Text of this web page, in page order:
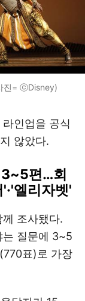
진= ⓒDisney)
인업을 공식
않았다.
3~5편…회
엘리자벳'
조사됐다.
는 질문에 3~5
표)로 가장